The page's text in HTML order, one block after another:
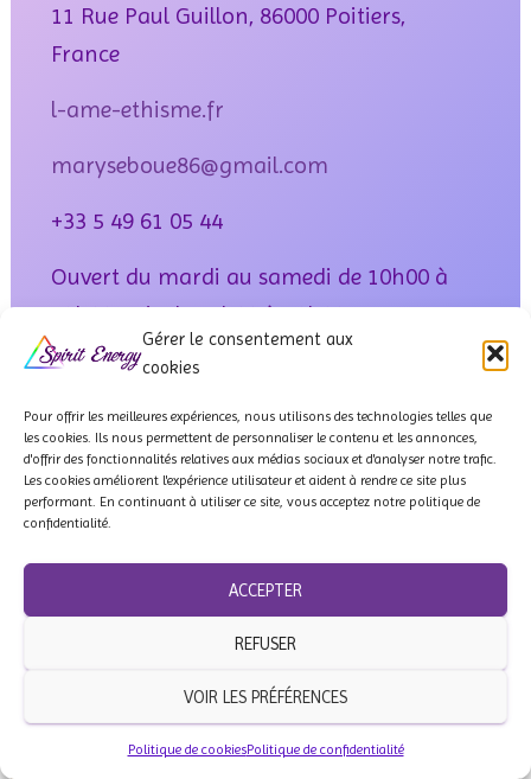
Gérer le consentement aux
cookies
Pour offrir les meilleures expériences, nous utilisons des technologies telles que
les cookies. Ils nous permettent de personnaliser le contenu et les annonces,
d'offrir des fonctionnalités relatives aux médias sociaux et d'analyser notre trafic.
Les cookies améliorent l'expérience utilisateur et aident à rendre ce site plus
performant. En continuant à utiliser ce site, vous acceptez notre politique de
confidentialité.
ACCEPTER
REFUSER
VOIR LES PRÉFÉRENCES
Politique de cookiesPolitique de confidentialité
11 Rue Paul Guillon, 86000 Poitiers,
France
l-ame-ethisme.fr
maryseboue86@gmail.com
+33 5 49 61 05 44
Ouvert du mardi au samedi de 10h00 à
13h00 puis de 14h00 à 19h00